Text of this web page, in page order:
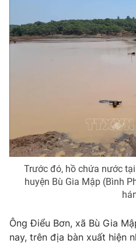
Đài Truyền
Thời báo VTV
Giấy phép hoạt động báo in và
cấp ngày 29/12/2023
Tổng Biên tập: Vũ Thanh Thủy
Phó Tổng Biên tập:Nguyễn Thị
Nguyễn Trọng Ninh
024.38 355 931 -
Email:toasoan@vtv.vn
Liên hệ quảng cáo:
024-
Trước đó, hồ chứa nước
huyện Bù Gia Mập (Bình
Ông Điểu Bơn, xã Bù Gia
nay, trên địa bàn xuất hiện